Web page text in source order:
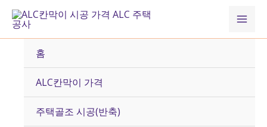
츠
홈
ALC칸막이 가격
주택골조 시공(반축)